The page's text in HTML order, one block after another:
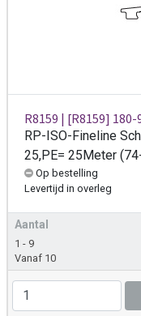
R8159 | [R8159] 180-
RP-ISO-Fineline
25,PE= 25Meter
Op bestelling
Levertijd in overleg
Aantal
1 - 9
Vanaf 10